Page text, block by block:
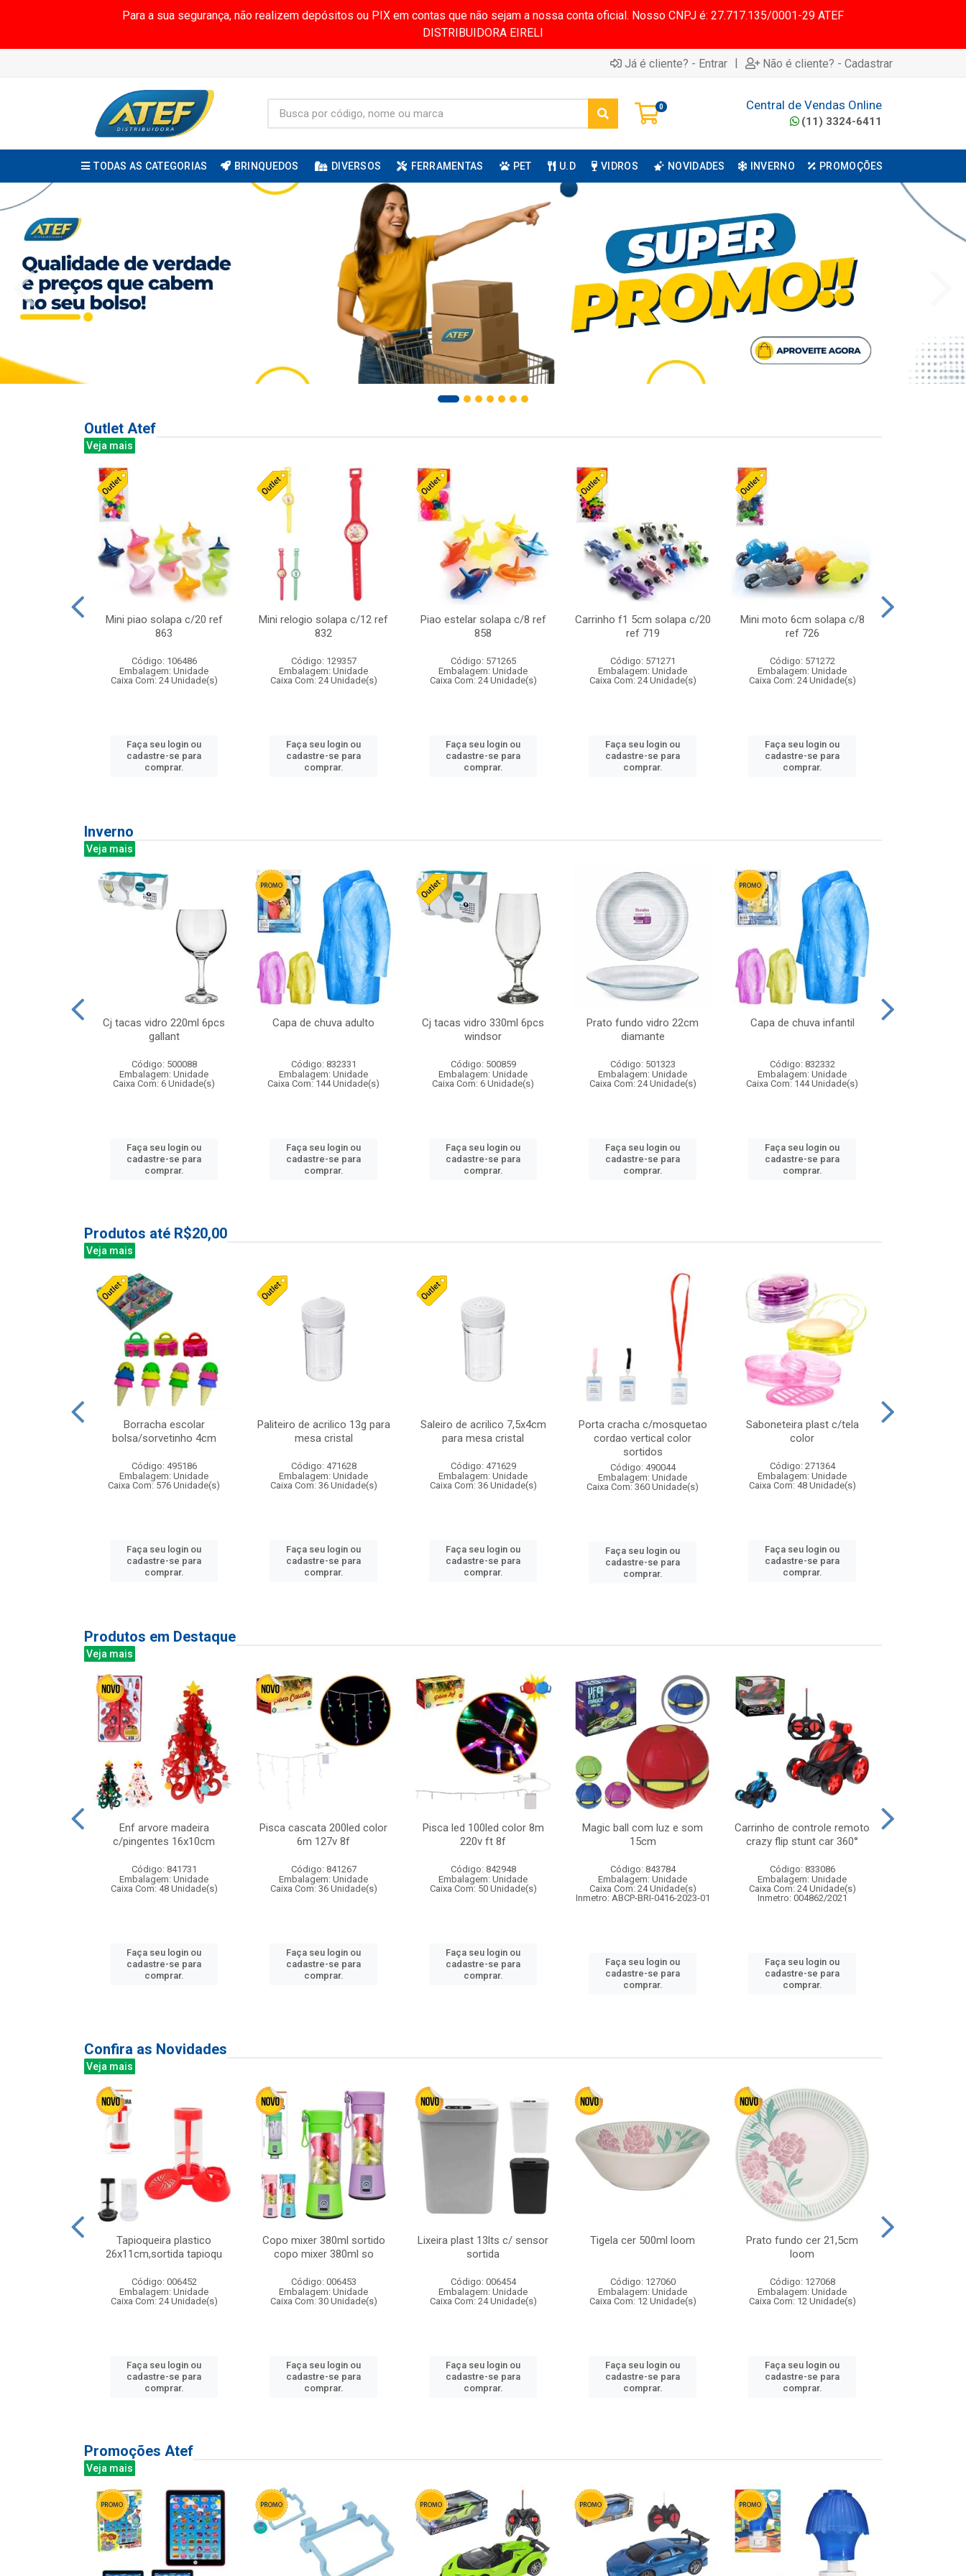
Para a sua segurança, não realizem depósitos ou PIX em contas que não sejam a nossa conta oficial. Nosso CNPJ é: 27.717.135/0001-29 ATEF
DISTRIBUIDORA EIRELI
Já é cliente? - Entrar | Não é cliente? - Cadastrar
0 Central de Vendas Online
(11) 3324-6411
TODAS AS CATEGORIAS BRINQUEDOS DIVERSOS FERRAMENTAS PET U.D VIDROS NOVIDADES INVERNO PROMOÇÕES
Outlet Atef
Veja mais
Mini piao solapa c/20 ref
863
Código: 106486
Embalagem: Unidade
Caixa Com: 24 Unidade(s)
Faça seu login ou
cadastre-se para
comprar.
Mini relogio solapa c/12 ref
832
Código: 129357
Embalagem: Unidade
Caixa Com: 24 Unidade(s)
Faça seu login ou
cadastre-se para
comprar.
Piao estelar solapa c/8 ref
858
Código: 571265
Embalagem: Unidade
Caixa Com: 24 Unidade(s)
Faça seu login ou
cadastre-se para
comprar.
Carrinho f1 5cm solapa c/20
ref 719
Código: 571271
Embalagem: Unidade
Caixa Com: 24 Unidade(s)
Faça seu login ou
cadastre-se para
comprar.
Mini moto 6cm solapa c/8
ref 726
Código: 571272
Embalagem: Unidade
Caixa Com: 24 Unidade(s)
Faça seu login ou
cadastre-se para
comprar.
Inverno
Veja mais
Cj tacas vidro 220ml 6pcs
gallant
Código: 500088
Embalagem: Unidade
Caixa Com: 6 Unidade(s)
Faça seu login ou
cadastre-se para
comprar.
Capa de chuva adulto
Código: 832331
Embalagem: Unidade
Caixa Com: 144 Unidade(s)
Faça seu login ou
cadastre-se para
comprar.
Cj tacas vidro 330ml 6pcs
windsor
Código: 500859
Embalagem: Unidade
Caixa Com: 6 Unidade(s)
Faça seu login ou
cadastre-se para
comprar.
Prato fundo vidro 22cm
diamante
Código: 501323
Embalagem: Unidade
Caixa Com: 24 Unidade(s)
Faça seu login ou
cadastre-se para
comprar.
Capa de chuva infantil
Código: 832332
Embalagem: Unidade
Caixa Com: 144 Unidade(s)
Faça seu login ou
cadastre-se para
comprar.
Produtos até R$20,00
Veja mais
Borracha escolar
bolsa/sorvetinho 4cm
Código: 495186
Embalagem: Unidade
Caixa Com: 576 Unidade(s)
Faça seu login ou
cadastre-se para
comprar.
Paliteiro de acrilico 13g para
mesa cristal
Código: 471628
Embalagem: Unidade
Caixa Com: 36 Unidade(s)
Faça seu login ou
cadastre-se para
comprar.
Saleiro de acrilico 7,5x4cm
para mesa cristal
Código: 471629
Embalagem: Unidade
Caixa Com: 36 Unidade(s)
Faça seu login ou
cadastre-se para
comprar.
Porta cracha c/mosquetao
cordao vertical color
sortidos
Código: 490044
Embalagem: Unidade
Caixa Com: 360 Unidade(s)
Faça seu login ou
cadastre-se para
comprar.
Saboneteira plast c/tela
color
Código: 271364
Embalagem: Unidade
Caixa Com: 48 Unidade(s)
Faça seu login ou
cadastre-se para
comprar.
Produtos em Destaque
Veja mais
Enf arvore madeira
c/pingentes 16x10cm
Código: 841731
Embalagem: Unidade
Caixa Com: 48 Unidade(s)
Faça seu login ou
cadastre-se para
comprar.
Pisca cascata 200led color
6m 127v 8f
Código: 841267
Embalagem: Unidade
Caixa Com: 36 Unidade(s)
Faça seu login ou
cadastre-se para
comprar.
Pisca led 100led color 8m
220v ft 8f
Código: 842948
Embalagem: Unidade
Caixa Com: 50 Unidade(s)
Faça seu login ou
cadastre-se para
comprar.
Magic ball com luz e som
15cm
Código: 843784
Embalagem: Unidade
Caixa Com: 24 Unidade(s)
Inmetro: ABCP-BRI-0416-2023-01
Faça seu login ou
cadastre-se para
comprar.
Carrinho de controle remoto
crazy flip stunt car 360°
Código: 833086
Embalagem: Unidade
Caixa Com: 24 Unidade(s)
Inmetro: 004862/2021
Faça seu login ou
cadastre-se para
comprar.
Confira as Novidades
Veja mais
Tapioqueira plastico
26x11cm,sortida tapioqu
Código: 006452
Embalagem: Unidade
Caixa Com: 24 Unidade(s)
Faça seu login ou
cadastre-se para
comprar.
Copo mixer 380ml sortido
copo mixer 380ml so
Código: 006453
Embalagem: Unidade
Caixa Com: 30 Unidade(s)
Faça seu login ou
cadastre-se para
comprar.
Lixeira plast 13lts c/ sensor
sortida
Código: 006454
Embalagem: Unidade
Caixa Com: 24 Unidade(s)
Faça seu login ou
cadastre-se para
comprar.
Tigela cer 500ml loom
Código: 127060
Embalagem: Unidade
Caixa Com: 12 Unidade(s)
Faça seu login ou
cadastre-se para
comprar.
Prato fundo cer 21,5cm
loom
Código: 127068
Embalagem: Unidade
Caixa Com: 12 Unidade(s)
Faça seu login ou
cadastre-se para
comprar.
Promoções Atef
Veja mais